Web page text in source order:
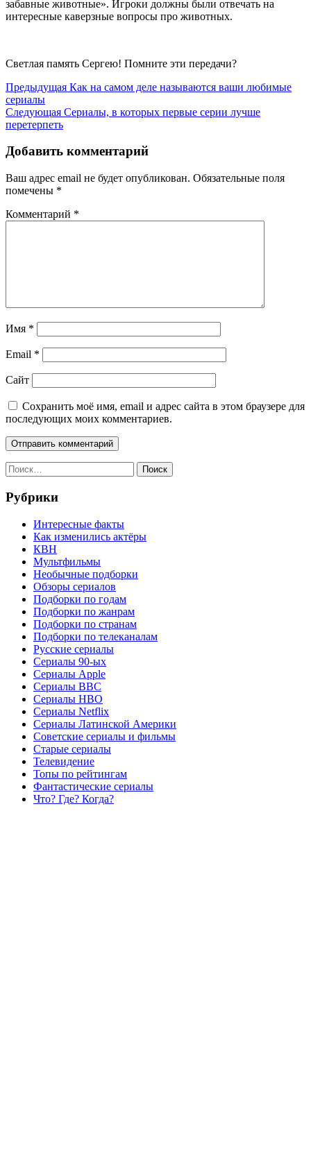
забавные животные». Игроки должны были отвечать на
интересные каверзные вопросы про животных.
Светлая память Сергею! Помните эти передачи?
Навигация
по
записям
Предыдущая
запись
Предыдущая Как на самом деле называются ваши любимые
сериалы
Следующая
запись
Следующая Сериалы, в которых первые серии лучше
перетерпеть
Добавить комментарий
Ваш адрес email не будет опубликован. Обязательные поля
помечены *
Комментарий *
Имя *
Email *
Сайт
Сохранить моё имя, email и адрес сайта в этом браузере для
последующих моих комментариев.
Найти:
Рубрики
Интересные факты
Как изменились актёры
КВН
Мультфильмы
Необычные подборки
Обзоры сериалов
Подборки по годам
Подборки по жанрам
Подборки по странам
Подборки по телеканалам
Русские сериалы
Сериалы 90-ых
Сериалы Apple
Сериалы BBC
Сериалы HBO
Сериалы Netflix
Сериалы Латинской Америки
Советские сериалы и фильмы
Старые сериалы
Телевидение
Топы по рейтингам
Фантастические сериалы
Что? Где? Когда?